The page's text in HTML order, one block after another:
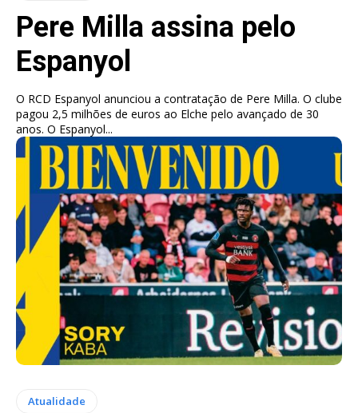
Pere Milla assina pelo
Espanyol
O RCD Espanyol anunciou a contratação de Pere Milla. O clube
pagou 2,5 milhões de euros ao Elche pelo avançado de 30
anos. O Espanyol...
Atualidade